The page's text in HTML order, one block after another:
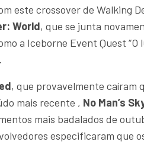
este crossover de Walking
World, que se junta
a Iceborne Event Quest “O
, que provavelmente caíram
mais recente , No Man’s
mais badalados de
especificaram que